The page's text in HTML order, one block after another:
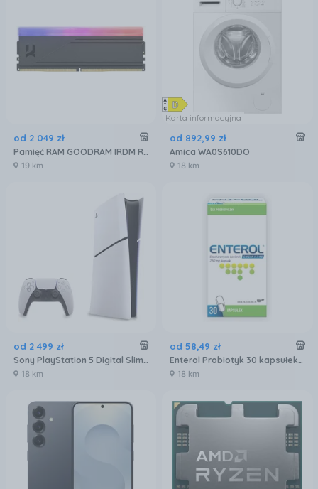
od 2 049 zł
Pamięć RAM GOODRAM IRDM RGB 32GB [2x16GB 6000MHz DDR5 CL30 DIMM] (IRG60D5L30S32GDC)
19 km
Karta informacyjna
od 892,99 zł
Amica WA0S610DO
18 km
od 2 499 zł
Sony PlayStation 5 Digital Slim 825GB
18 km
od 58,49 zł
Enterol Probiotyk 30 kapsułek 250 mg
18 km